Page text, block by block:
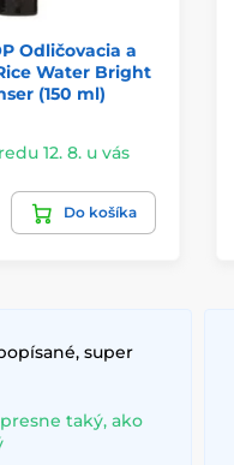
Odličovacia a
Water Bright
(150 ml)
12. 8. u vás
Do košíka
super
taký, ako